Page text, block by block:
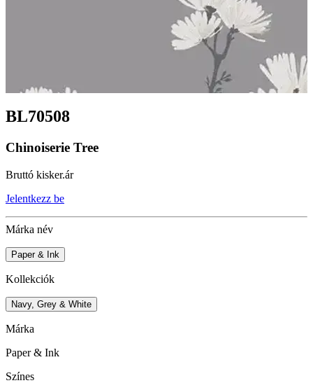
BL70508
Chinoiserie Tree
Bruttó kisker.ár
Jelentkezz be
Márka név
Paper & Ink
Kollekciók
Navy, Grey & White
Márka
Paper & Ink
Színes